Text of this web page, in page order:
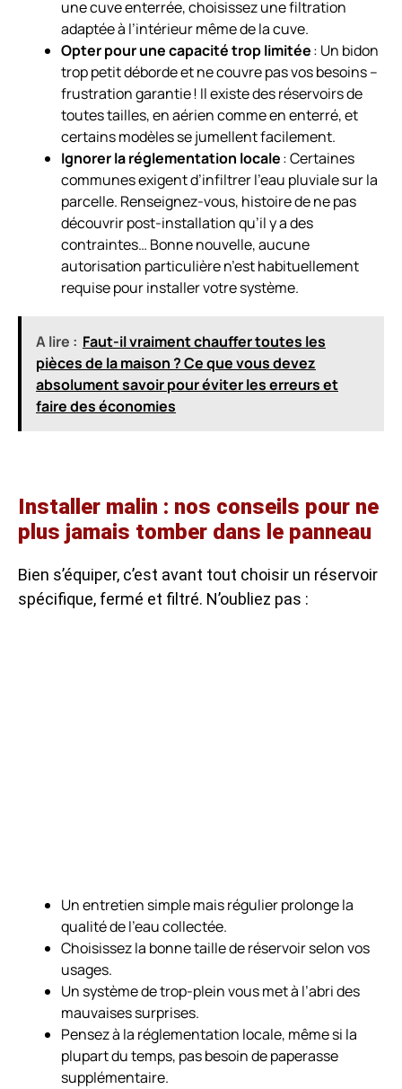
une cuve enterrée, choisissez une filtration
adaptée à l’intérieur même de la cuve.
Opter pour une capacité trop limitée: Un bidon
trop petit déborde et ne couvre pas vos besoins –
frustration garantie ! Il existe des réservoirs de
toutes tailles, en aérien comme en enterré, et
certains modèles se jumellent facilement.
Ignorer la réglementation locale: Certaines
communes exigent d’infiltrer l’eau pluviale sur la
parcelle. Renseignez-vous, histoire de ne pas
découvrir post-installation qu’il y a des
contraintes… Bonne nouvelle, aucune
autorisation particulière n’est habituellement
requise pour installer votre système.
A lire : Faut-il vraiment chauffer toutes les
pièces de la maison ? Ce que vous devez
absolument savoir pour éviter les erreurs et
faire des économies
Installer malin : nos conseils pour ne
plus jamais tomber dans le panneau
Bien s’équiper, c’est avant tout choisir un réservoir
spécifique, fermé et filtré. N’oubliez pas :
Un entretien simple mais régulier prolonge la
qualité de l’eau collectée.
Choisissez la bonne taille de réservoir selon vos
usages.
Un système de trop-plein vous met à l’abri des
mauvaises surprises.
Pensez à la réglementation locale, même si la
plupart du temps, pas besoin de paperasse
supplémentaire.